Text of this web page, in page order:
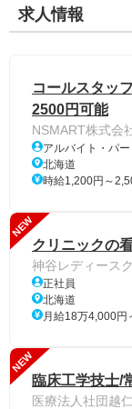
求人情報
コールスタッ
2500円可能
NSMART株式会
アルバイト・パー
北海道
時給1,200円～
NEW
クリニックの
神谷レディース
正社員
北海道
月給18万4,000円
NEW
臨床工学技士/
医療法人社団越